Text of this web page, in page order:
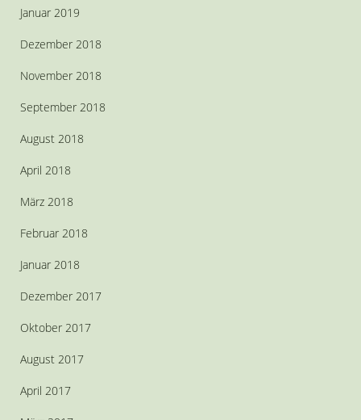
Januar 2019
Dezember 2018
November 2018
September 2018
August 2018
April 2018
März 2018
Februar 2018
Januar 2018
Dezember 2017
Oktober 2017
August 2017
April 2017